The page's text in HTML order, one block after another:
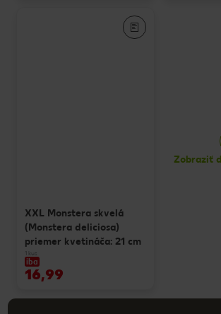
XXL Monstera skvelá
(Monstera deliciosa)
priemer kvetináča: 21 cm
1 kus
iba
16,99
Zobraziť